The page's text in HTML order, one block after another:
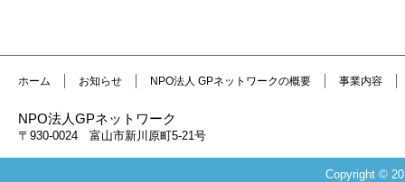
ホーム お知らせ NPO法人 GPネットワークの概要 事業内容
NPO法人GPネットワーク
〒930-0024 富山市新川原町5-21号
Copyright ©